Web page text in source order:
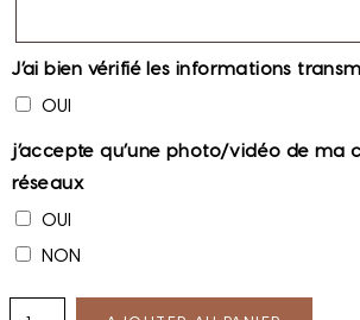
J’ai bien vérifié les informations
OUI
j’accepte qu’une photo/vidéo de ma
réseaux
OUI
NON